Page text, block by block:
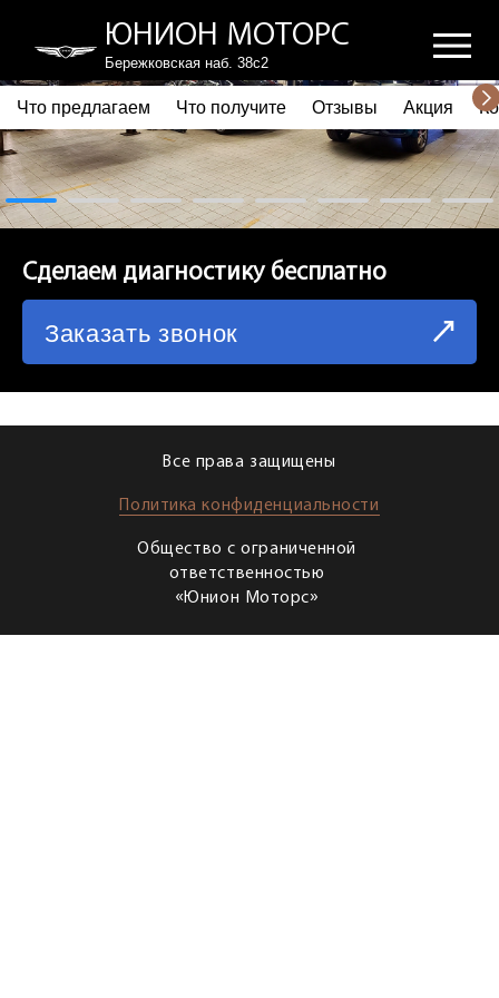
ЮНИОН МОТОРС
Бережковская наб. 38с2
ПОЧЕМУ ВЫБИРАЮТ НАС
ЧТО ПРЕДЛАГАЕМ
ЧТО ПОЛУЧИТЕ
СХЕМА ПРОЕЗДА
Что предлагаем Что получите Отзывы Акция
Сделаем диагностику бесплатно
Заказать звонок
Все права защищены
Политика конфиденциальности
Общество с ограниченной
ответственностью
«Юнион Моторс»